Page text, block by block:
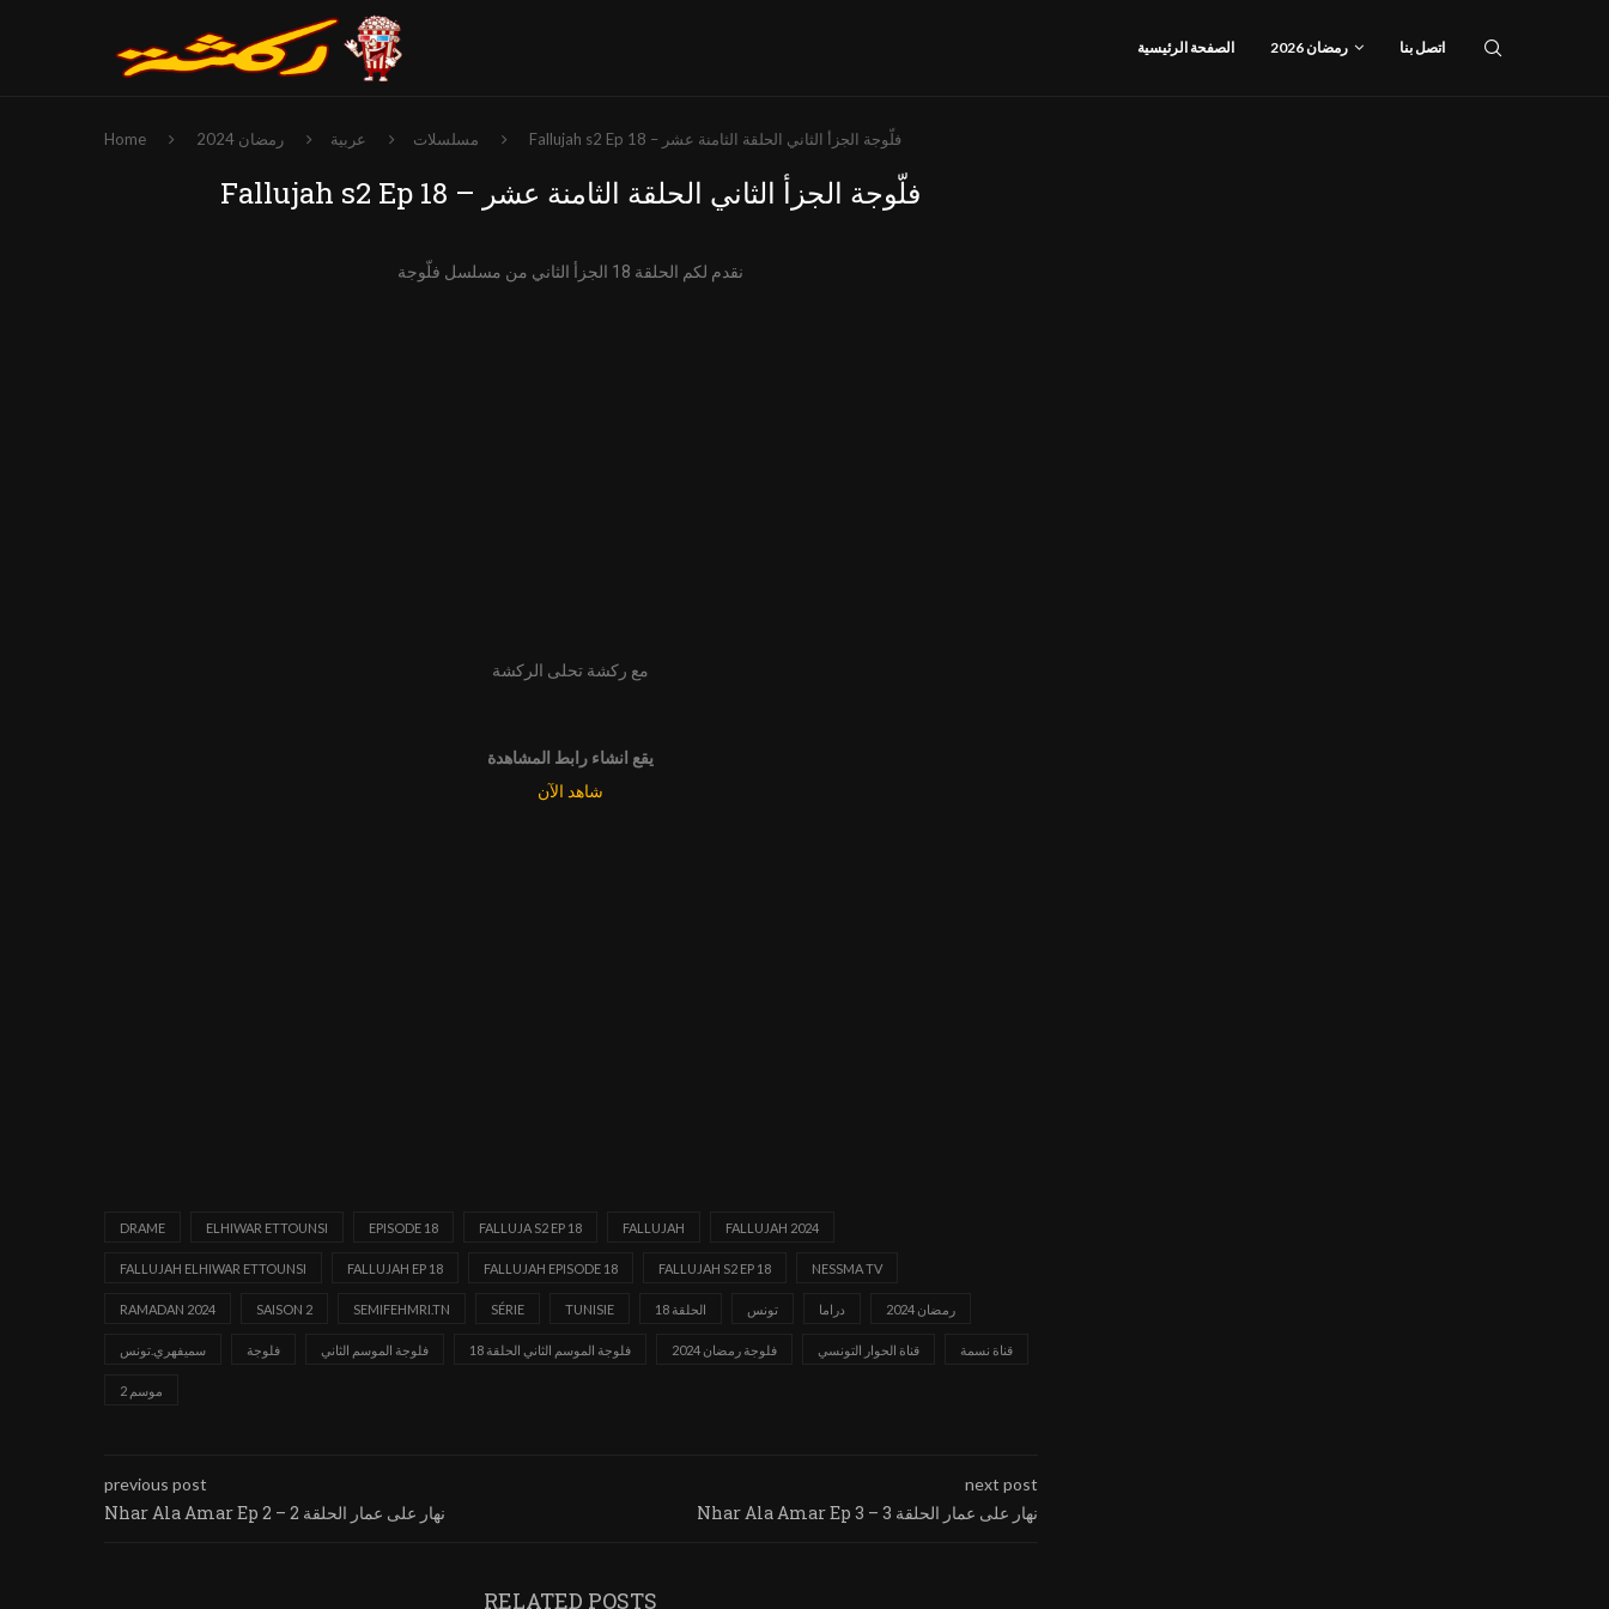
الصفحة الرئيسية رمضان 2026 اتصل بنا
Home مسلسلات عربية رمضان 2024 Fallujah s2 Ep 18 – فلّوجة الجزأ الثاني الحلقة الثامنة عشر
Fallujah s2 Ep 18 – فلّوجة الجزأ الثاني الحلقة الثامنة عشر
نقدم لكم الحلقة 18 الجزأ الثاني من مسلسل فلّوجة
مع ركشة تحلى الركشة
يقع انشاء رابط المشاهدة
شاهد الآن
DRAME ELHIWAR ETTOUNSI EPISODE 18 FALLUJA S2 EP 18 FALLUJAH FALLUJAH 2024
FALLUJAH ELHIWAR ETTOUNSI FALLUJAH EP 18 FALLUJAH EPISODE 18 FALLUJAH S2 EP 18 NESSMA TV
RAMADAN 2024 SAISON 2 SEMIFEHMRI.TN SÉRIE TUNISIE الحلقة 18 تونس دراما رمضان 2024
سميفهري.تونس فلوجة فلوجة الموسم الثاني فلوجة الموسم الثاني الحلقة 18 فلوجة رمضان 2024 قناة الحوار التونسي قناة نسمة
موسم 2
previous post
Nhar Ala Amar Ep 2 – نهار على عمار الحلقة 2
next post
Nhar Ala Amar Ep 3 – نهار على عمار الحلقة 3
RELATED POSTS